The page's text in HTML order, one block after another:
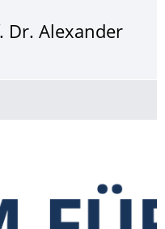
Dr. Alexander